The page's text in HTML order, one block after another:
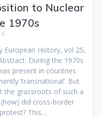
to Nuclear
1970s
European History, vol 25,
During the 1970s
present in countries
‘transnational’. But
the grassroots of such a
did cross-border
This…